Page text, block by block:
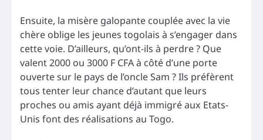
Ensuite, la misère galopante couplée avec la vie
chère oblige les jeunes togolais à s’engager dans
cette voie. D’ailleurs, qu’ont-ils à perdre ? Que
valent 2000 ou 3000 F CFA à côté d’une porte
ouverte sur le pays de l’oncle Sam ? Ils préfèrent
tous tenter leur chance d’autant que leurs
proches ou amis ayant déjà immigré aux Etats-
Unis font des réalisations au Togo.